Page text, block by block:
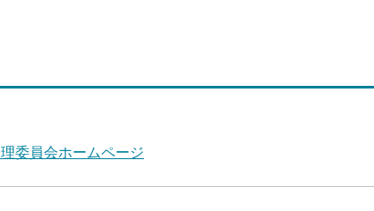
委員会ホームページ